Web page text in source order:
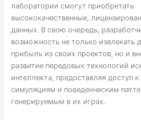
лаборатории смогут приобретать
высококачественные,
данных. В свою очередь,
возможность не только извлекать
прибыль из своих проектов, но и
развитие передовых технологий
интеллекта, предоставляя доступ
симуляциям и поведенческим
генерируемым в их играх.